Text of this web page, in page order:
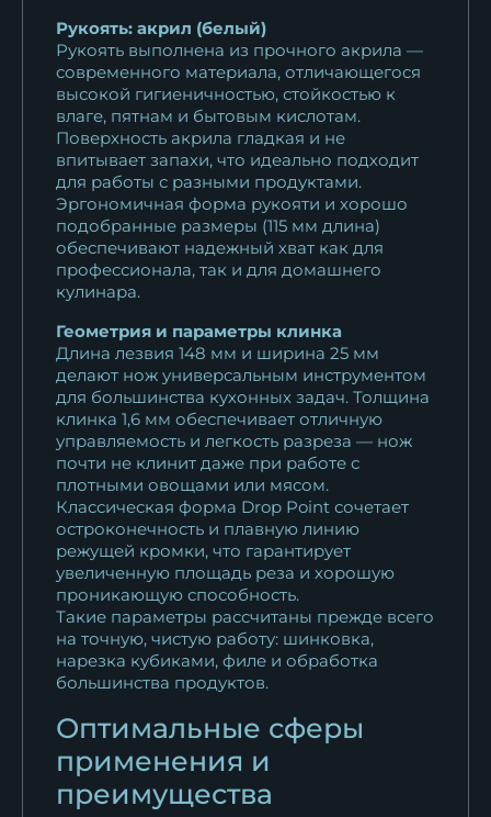
Кухонный нож Шеф № 4
сталь К340...
14 443₽
Рукоять: акрил (белый)
Рукоять выполнена из прочного акрила —
современного материала, отличающегося
высокой гигиеничностью, стойкостью к
влаге, пятнам и бытовым кислотам.
Поверхность акрила гладкая и не
впитывает запахи, что идеально подходит
для работы с разными продуктами.
Эргономичная форма рукояти и хорошо
подобранные размеры (115 мм длина)
обеспечивают надежный хват как для
профессионала, так и для домашнего
кулинара.
Геометрия и параметры клинка
Длина лезвия 148 мм и ширина 25 мм
делают нож универсальным инструментом
для большинства кухонных задач. Толщина
клинка 1,6 мм обеспечивает отличную
управляемость и легкость разреза — нож
почти не клинит даже при работе с
плотными овощами или мясом.
Классическая форма Drop Point сочетает
остроконечность и плавную линию
режущей кромки, что гарантирует
увеличенную площадь реза и хорошую
проникающую способность.
Такие параметры рассчитаны прежде всего
на точную, чистую работу: шинковка,
нарезка кубиками, филе и обработка
большинства продуктов.
Оптимальные сферы
применения и
преимущества